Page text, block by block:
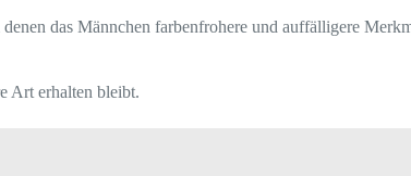
das Männchen farbenfrohere und auffälligere
Art erhalten bleibt.